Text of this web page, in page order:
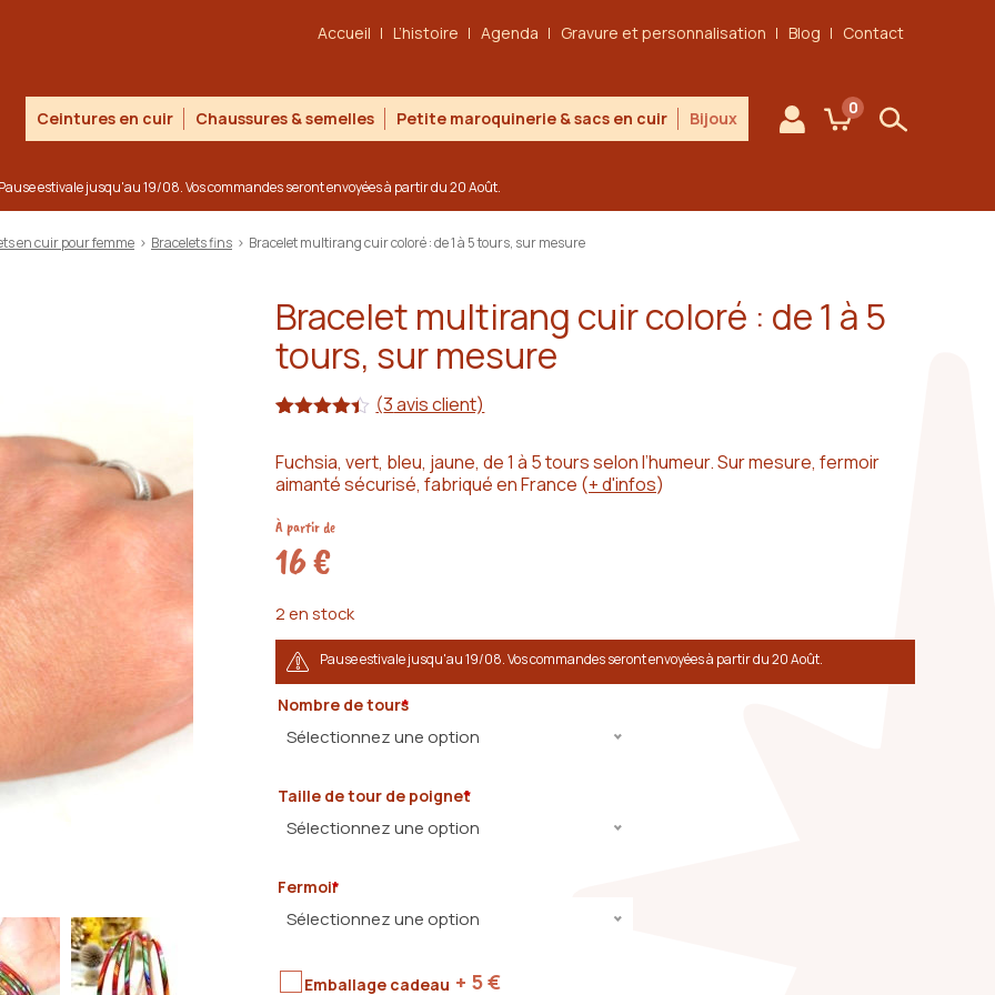
Accueil L’histoire Agenda Gravure et personnalisation Blog Contact
Ceintures en cuir Chaussures & semelles Petite maroquinerie & sacs en cuir Bijoux Mon compte
0
Mon panierRechercher
Pause estivale jusqu'au 19/08. Vos commandes seront envoyées à partir du 20 Août.
en cuir pour femme > Bracelets fins > Bracelet multirang cuir coloré : de 1 à 5 tours, sur mesure
Bracelet multirang cuir coloré : de 1 à 5
tours, sur mesure
basé
sur
client
(3avis client)
Fuchsia, vert, bleu, jaune, de 1 à 5 tours selon l’humeur. Sur mesure, fermoir
aimanté sécurisé, fabriqué en France (+ d'infos)
À partir de
16€
2 en stock
Pause estivale jusqu'au 19/08. Vos commandes seront envoyées à partir du 20 Août.
Nombre de tours
*
Sélectionnez une option
1
3 + 8
5 + 15€
Taille de tour de poignet
*
Sélectionnez une option
13 cm
15 cm
Fermoir
*
Sélectionnez une option
Fermoir argenté
Emballage cadeau + 5€